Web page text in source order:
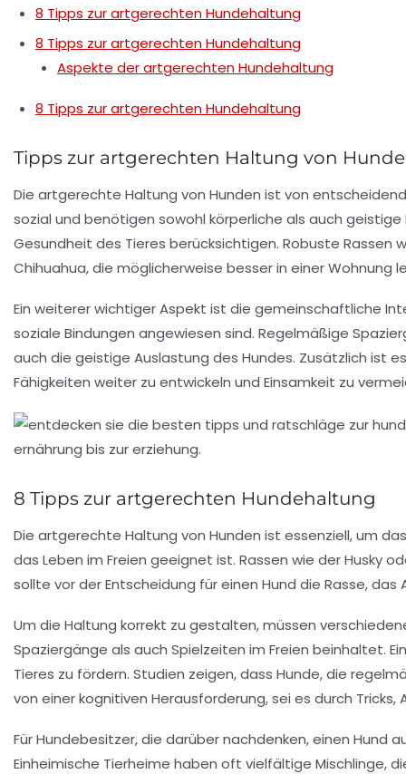
8 Tipps zur artgerechten Hundehaltung
8 Tipps zur artgerechten Hundehaltung
Aspekte der artgerechten Hundehaltung
8 Tipps zur artgerechten Hundehaltung
Tipps zur artgerechten Haltung von
Die artgerechte Haltung von Hunden ist von
sozial und benötigen sowohl körperliche als auch geistige
Gesundheit des Tieres berücksichtigen. Robuste Rassen
Chihuahua, die möglicherweise besser in einer Wohnung
Ein weiterer wichtiger Aspekt ist die gemeinschaftliche
soziale Bindungen angewiesen sind. Regelmäßige
auch die geistige Auslastung des Hundes. Zusätzlich ist
Fähigkeiten weiter zu entwickeln und Einsamkeit zu
8 Tipps zur artgerechten Hundehaltung
Die artgerechte Haltung von Hunden ist essenziell, um
das Leben im Freien geeignet ist. Rassen wie derHusky
sollte vor der Entscheidung für einen Hund die Rasse, das
Um die Haltung korrekt zu gestalten, müssen
Spaziergänge als auch Spielzeiten im Freien beinhaltet.
Tieres zu fördern. Studien zeigen, dass Hunde, die
von einer kognitiven Herausforderung, sei es durch
Für Hundebesitzer, die darüber nachdenken, einen Hund
Einheimische Tierheime haben oft vielfältige Mischlinge,